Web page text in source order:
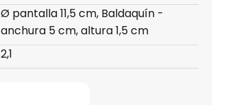
Ø pantalla 11,5 cm, Baldaquín -
anchura 5 cm, altura 1,5 cm
2,1